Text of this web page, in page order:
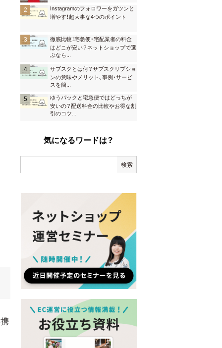
Instagramのフォロワーをガツンと
増やす！超大事な4つのポイント
徹底比較！宅急便・宅配業者の料金
はどこが安い？ネットショップで選
ぶなら
サブスクとは何？サブスクリプショ
ンの意味やメリット、事例・サービ
スを簡
ゆうパックと宅急便ではどっちが
安いの？配送料金の比較やお得な割
引のコツ
気になるワードは？